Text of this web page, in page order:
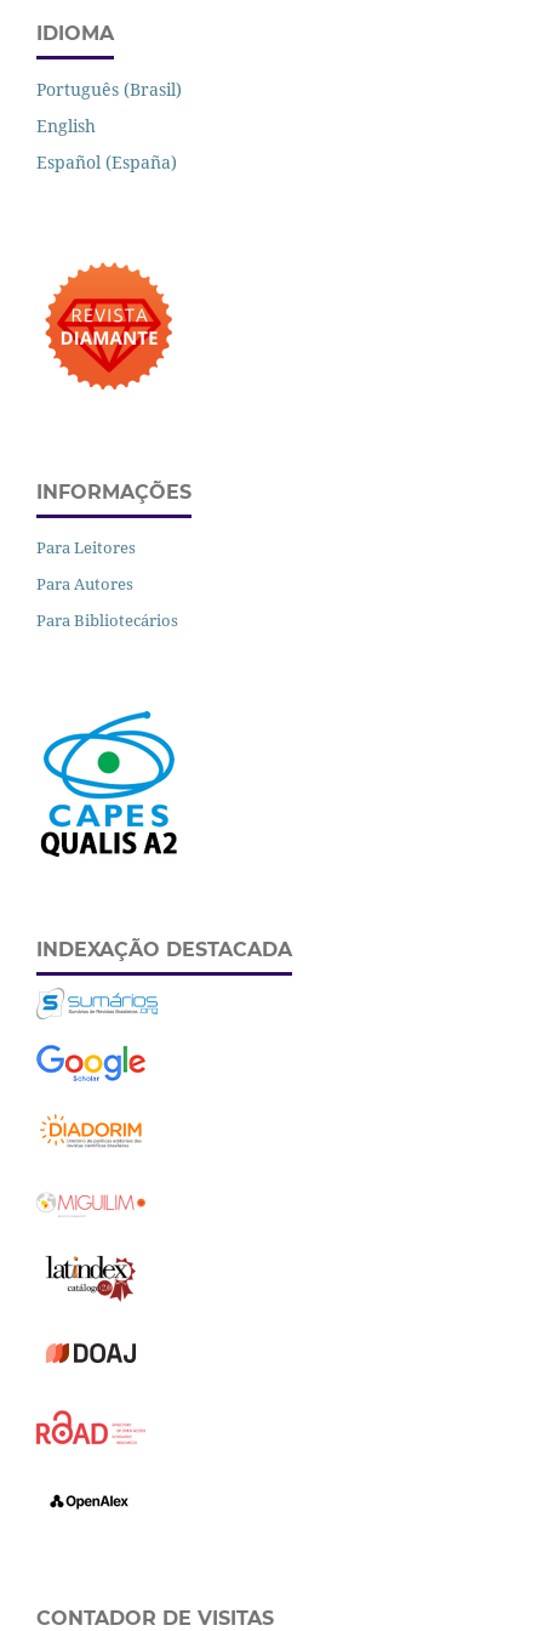
IDIOMA
Português (Brasil)
English
Español (España)
INFORMAÇÕES
Para Leitores
Para Autores
Para Bibliotecários
INDEXAÇÃO DESTACADA
CONTADOR DE VISITAS